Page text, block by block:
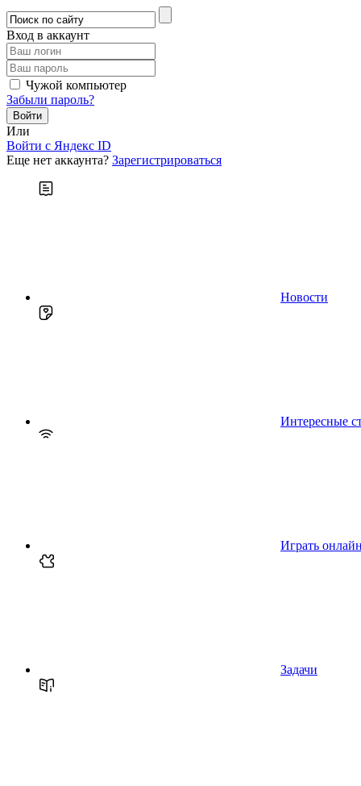
Вход в аккаунт
Чужой компьютер
Забыли пароль?
Или
Войти c Яндекс ID
Еще нет аккаунта? Зарегистрироваться
Новости
Интересные
Играть онлайн
Задачи